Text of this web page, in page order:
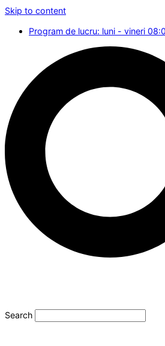
Skip to content
Program de lucru: luni - vineri
Search